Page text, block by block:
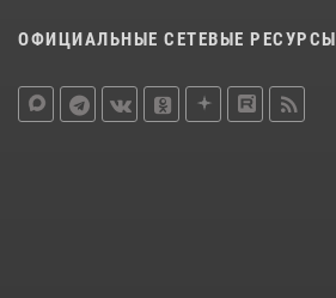
ОФИЦИАЛЬНЫЕ СЕТЕВЫЕ РЕСУРСЫ